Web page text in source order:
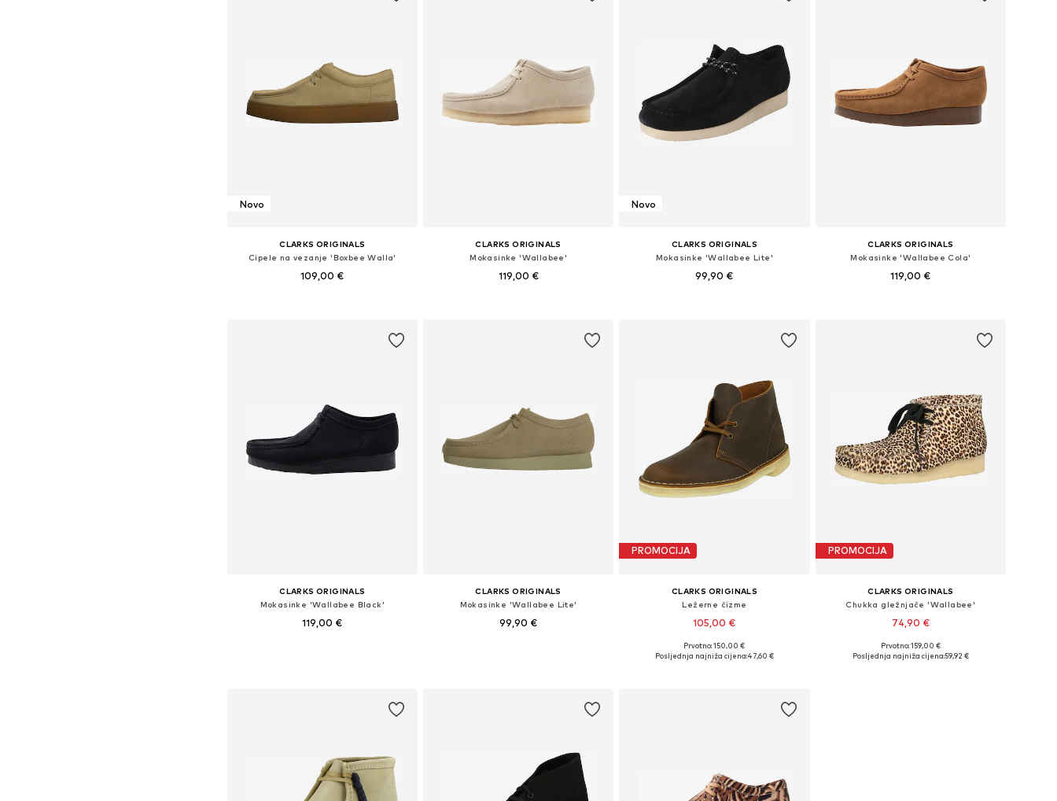
Novo
CLARKS ORIGINALS
Cipele na vezanje 'Boxbee Walla'
109,00 €
CLARKS ORIGINALS
Mokasinke 'Wallabee'
119,00 €
Novo
CLARKS ORIGINALS
Mokasinke 'Wallabee Lite'
99,90 €
CLARKS ORIGINALS
Mokasinke 'Wallabee Cola'
119,00 €
CLARKS ORIGINALS
Mokasinke 'Wallabee Black'
119,00 €
CLARKS ORIGINALS
Mokasinke 'Wallabee Lite'
99,90 €
PROMOCIJA
CLARKS ORIGINALS
Ležerne čizme
105,00 €
Dostupno u više veličina
Prvotno: 150,00 €
Posljednja najniža cijena:47,60 €
PROMOCIJA
CLARKS ORIGINALS
Chukka gležnjače 'Wallabee'
74,90 €
Dostupne veličine: 40,5-41, 42, 45
Prvotno: 159,00 €
Posljednja najniža cijena:59,92 €